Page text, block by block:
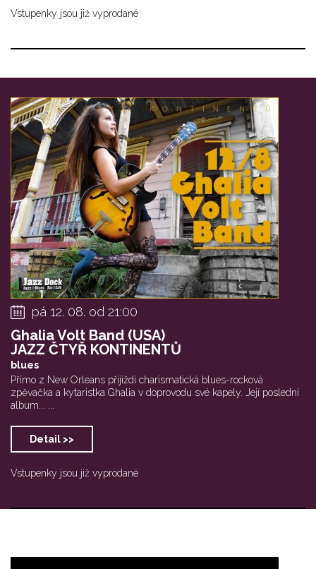
Vstupenky jsou již vyprodané
pá 12. 08. od 21:00
Ghalia Volt Band (USA)
JAZZ ČTYŘ KONTINENTŮ
blues
Přímo z New Orleans přijíždí charismatická blues-rocková
zpěvačka a kytaristka Ghalia v doprovodu své kapely. Její poslední
album... ...
Detail >>
Vstupenky jsou již vyprodané